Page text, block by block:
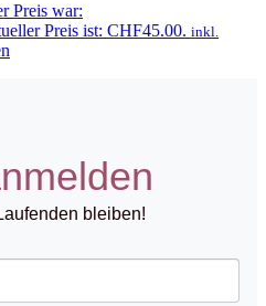
Preis war:
Preis ist: CHF45.00. inkl.
bleiben!